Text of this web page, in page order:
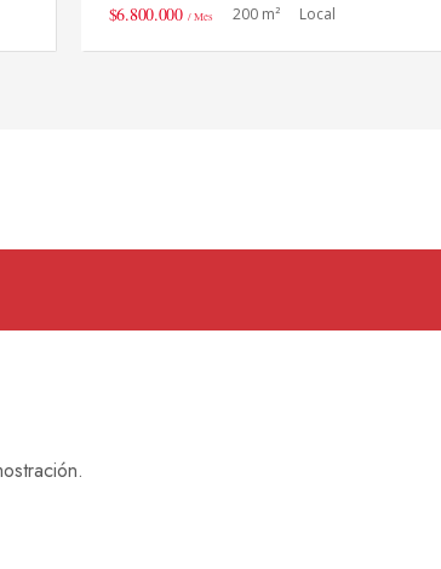
$6.800.000 / Mes 200 m² Local